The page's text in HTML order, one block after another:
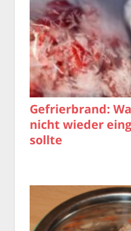
Gefrierbrand:
nicht wieder
sollte